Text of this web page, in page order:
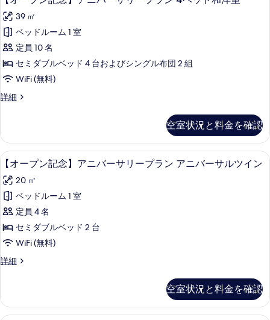
す
る
1500
円)
の
す
べ
て
の
を
表
示
す
る
細
イ
ン
(清
掃
の
追
1
回
税
込
み
1500
円)
の
す
の
ツ
イ
ン
(清
掃
の
加
は
1
込
1500
円)
の
詳
細
ー
プ
ラ
ン
2
ベ
和
洋
室
の
す
べ
て
の
写
を
表
バ
ー
サ
リ
ー
プ
ラ
ン
ド
和
洋
室
の
詳
細
ー
プ
ン
記
念】
ニ
ー
サ
リ
ー
プ
ラ
ン
4
ベ
和
39 ㎡
ベッドルーム 1 室
定員 10 名
セミダブルベッド 4 台およびシングル布団 2 組
WiFi (無料)
詳細
【オ
記
念】
ア
バ
ー
サ
リ
ー
プ
ラ
ン
ド
和
空室状況と料金を確認
【オ
ー
プ
ン
記
念】
ニ
ー
サ
羽毛の掛け布団、デスク、ノートパ
13
【オープン記念】アニバーサリープラン アニバーサルツイン
20 ㎡
ベッドルーム 1 室
定員 4 名
セミダブルベッド 2 台
WiFi (無料)
詳細
【オ
記
念】
空室状況と料金を確認